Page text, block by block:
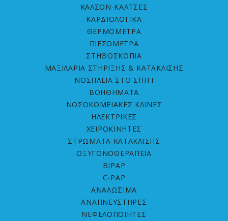
ΚΑΛΣΟΝ-ΚΑΛΤΣΕΣ
ΚΑΡΔΙΟΛΟΓΙΚΑ
ΘΕΡΜΟΜΕΤΡΑ
ΠΙΕΣΟΜΕΤΡΑ
ΣΤΗΘΟΣΚΟΠΙΑ
ΜΑΞΙΛΑΡΙΑ ΣΤΗΡΙΞΗΣ & ΚΑΤΑΚΛΙΣΗΣ
ΝΟΣΗΛΕΙΑ ΣΤΟ ΣΠΙΤΙ
ΒΟΗΘΗΜΑΤΑ
ΝΟΣOKOMEIAΚΕΣ ΚΛΙΝΕΣ
ΗΛΕΚΤΡΙΚΕΣ
ΧΕΙΡΟΚΙΝΗΤΕΣ
ΣΤΡΩΜΑΤΑ ΚΑΤΑΚΛΙΣHΣ
ΟΞΥΓΟΝΟΘΕΡΑΠΕΙΑ
BIPAP
C-PAP
ΑΝΑΛΩΣΙΜΑ
ΑΝΑΠΝΕΥΣΤΗΡΕΣ
ΝΕΦΕΛΟΠΟΙΗΤΕΣ